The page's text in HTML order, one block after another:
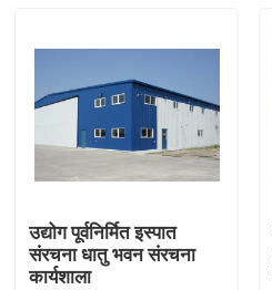
इस्पात संरचना गोदाम
हल्के इस्पात संरचना
उद्योग पूर्वनिर्मित इस्पात
संरचना धातु भवन संरचना
कार्यशाला